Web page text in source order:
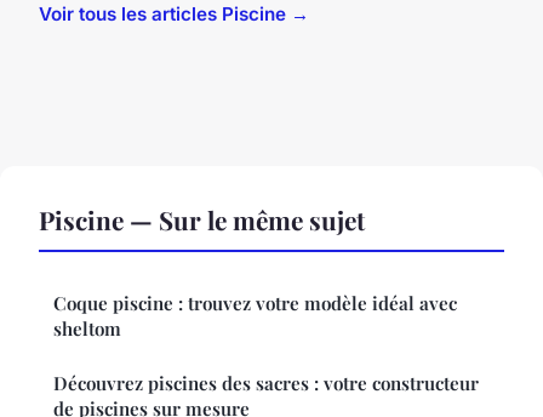
Voir tous les articles Piscine →
Piscine — Sur le même sujet
Coque piscine : trouvez votre modèle idéal avec
sheltom
Découvrez piscines des sacres : votre constructeur
de piscines sur mesure